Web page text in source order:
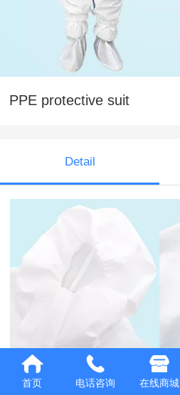
PPE protective suit
Detail
首页 电话咨询 在线商城